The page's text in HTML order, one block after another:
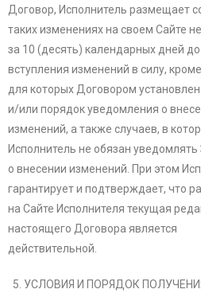
Договор, Исполнитель размещает
таких изменениях на своем Сайте
за 10 (десять) календарных дней до
вступления изменений в силу,
для которых Договором
и/или порядок уведомления о
изменений, а также случаев, в
Исполнитель не обязан уведомлять
о внесении изменений. При этом
гарантирует и подтверждает, что
на Сайте Исполнителя текущая
настоящего Договора является
действительной.
УСЛОВИЯ И ПОРЯДОК